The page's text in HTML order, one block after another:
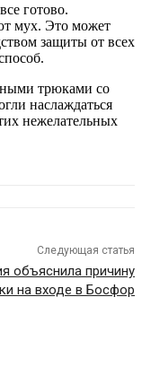
готово.
мух. Это может
защиты от всех
трюками со
наслаждаться
нежелательных
Следующая статья
объяснила причину
на входе в Босфор